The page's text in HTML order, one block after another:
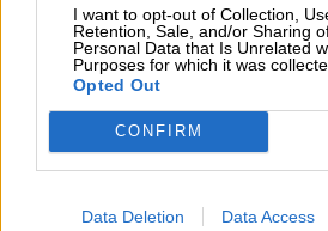
I want to opt-out of Collection,
Retention, Sale, and/or Sharing
Personal Data that Is Unrelated
Purposes for which it was
Opted Out
CONFIRM
Data Deletion Data Access
El PSOE propone un
electoral a cinco con
Paula Rojas
Más artículos de este autor
jueves, 3 de octubre de 2019